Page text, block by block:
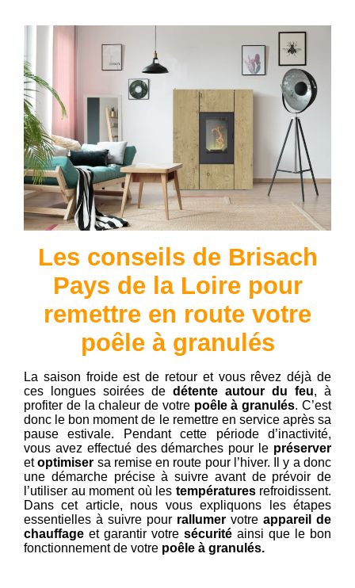
Les conseils de Brisach
Pays de la Loire pour
remettre en route votre
poêle à granulés
La saison froide est de retour et vous rêvez déjà de
ces longues soirées de détente autour du feu, à
profiter de la chaleur de votre poêle à granulés. C’est
donc le bon moment de le remettre en service après sa
pause estivale. Pendant cette période d’inactivité,
vous avez effectué des démarches pour le préserver
etoptimiser sa remise en route pour l’hiver. Il y a donc
une démarche précise à suivre avant de prévoir de
l’utiliser au moment où les températuresrefroidissent.
Dans cet article, nous vous expliquons les étapes
essentielles à suivre pour rallumer votre appareil de
chauffage et garantir votre sécurité ainsi que le bon
fonctionnement de votre poêle à granulés.